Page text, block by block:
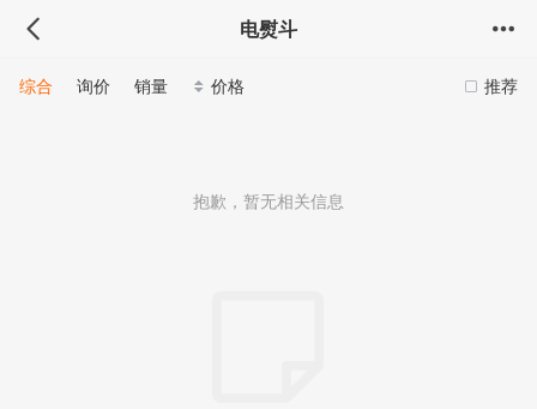
电熨斗
推荐
综合 询价 销量 价格
抱歉，暂无相关信息